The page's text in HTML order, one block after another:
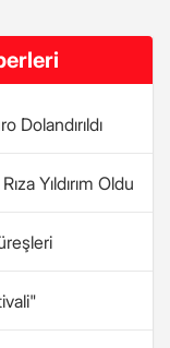
Dolandırıldı
Yıldırım Oldu